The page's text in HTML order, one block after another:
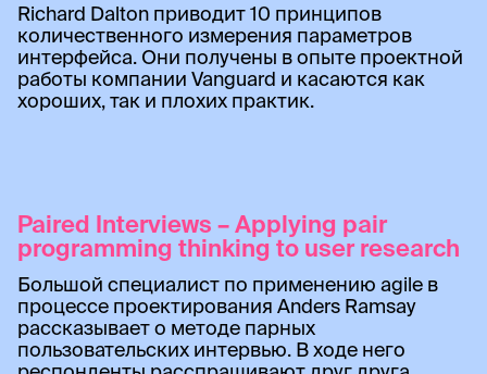
Richard Dalton приводит 10 принципов
количественного измерения параметров
интерфейса. Они получены в опыте проектной
работы компании Vanguard и касаются как
хороших, так и плохих практик.
Paired Interviews – Applying pair
programming thinking to user research
Большой специалист по применению agile в
процессе проектирования Anders Ramsay
рассказывает о методе парных
пользовательских интервью. В ходе него